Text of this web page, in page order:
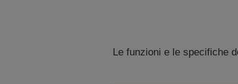
Le funzioni e le specifiche